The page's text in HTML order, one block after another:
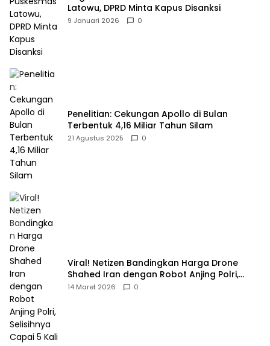
Latowu, DPRD Minta Kapus Disanksi
9 Januari 2026 0
Penelitian: Cekungan Apollo di Bulan
Terbentuk 4,16 Miliar Tahun Silam
21 Agustus 2025 0
Viral! Netizen Bandingkan Harga Drone
Shahed Iran dengan Robot Anjing Polri,
Selisihnya Capai 5 Kali Lipat
14 Maret 2026 0